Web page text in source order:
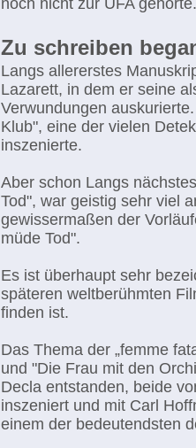
noch nicht zur UFA gehörte.
Zu schreiben
Langs allererstes
Lazarett, in dem er seine
Verwundungen
Klub", eine der vielen
inszenierte.
Aber schon Langs
Tod", war geistig sehr viel
gewissermaßen der
müde Tod".
Es ist überhaupt sehr
späteren weltberühmten
finden ist.
Das Thema der „femme
und "Die Frau mit den
Decla entstanden, beide
inszeniert und mit Carl
einem der bedeutendsten